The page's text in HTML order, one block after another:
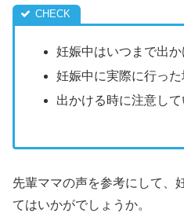
妊娠中はいつまで出
妊娠中に実際に行っ
出かける時に注意して
先輩ママの声を参考にして、
てはいかがでしょうか。